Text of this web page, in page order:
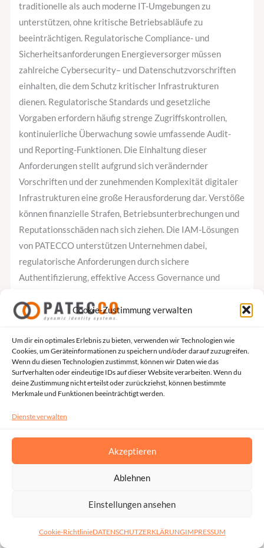
Cookie-Zustimmung verwalten
Um dir ein optimales Erlebnis zu bieten, verwenden wir Technologien wie
Cookies, um Geräteinformationen zu speichern und/oder darauf zuzugreifen.
Wenn du diesen Technologien zustimmst, können wir Daten wie das
Surfverhalten oder eindeutige IDs auf dieser Website verarbeiten. Wenn du
deine Zustimmung nicht erteilst oder zurückziehst, können bestimmte
Merkmale und Funktionen beeinträchtigt werden.
Dienste verwalten
Akzeptieren
Ablehnen
Einstellungen ansehen
Cookie-RichtlinieDATENSCHUTZERKLÄRUNGIMPRESSUM
traditionelle als auch moderne IT-Umgebungen zu
unterstützen, ohne kritische Betriebsabläufe zu
beeinträchtigen. Regulatorische Compliance- und
Sicherheitsanforderungen Energieversorger müssen
zahlreiche Cybersecurity– und Datenschutzvorschriften
einhalten, die dem Schutz kritischer Infrastrukturen
dienen. Regulatorische Standards und gesetzliche
Vorgaben erfordern häufig strenge Zugriffskontrollen,
kontinuierliche Überwachung sowie umfassende Audit-
und Reporting-Funktionen. Die Einhaltung dieser
Anforderungen stellt aufgrund sich verändernder
Vorschriften und der zunehmenden Komplexität digitaler
Infrastrukturen eine große Herausforderung dar. Verstöße
können finanzielle Strafen, Betriebsunterbrechungen und
Reputationsschäden nach sich ziehen. Die IAM-Lösungen
von PATECCO unterstützen Unternehmen dabei,
regulatorische Anforderungen durch sichere
Authentifizierung, effektive Access Governance und
umzusetzen. PATECCOs IAM-Lösungen für die Energie-
Authentifizierung Starke Zugriffskontrollmechanismen
sind entscheidend, um sensible Betriebs- und
Geschäftssysteme zu schützen. Die IAM-Lösungen von
PATECCO umfassen moderne Sicherheitsfunktionen, die
gleichzeitig die Benutzerfreundlichkeit verbessern. Zu den
wichtigsten Funktionen gehören: Diese Technologien
stellen sicher, dass Nutzer entsprechend ihrer Rolle, ihres
Privileged Access Management (PAM) Privilegierte
innerhalb kritischer Infrastrukturen. Administratoren und